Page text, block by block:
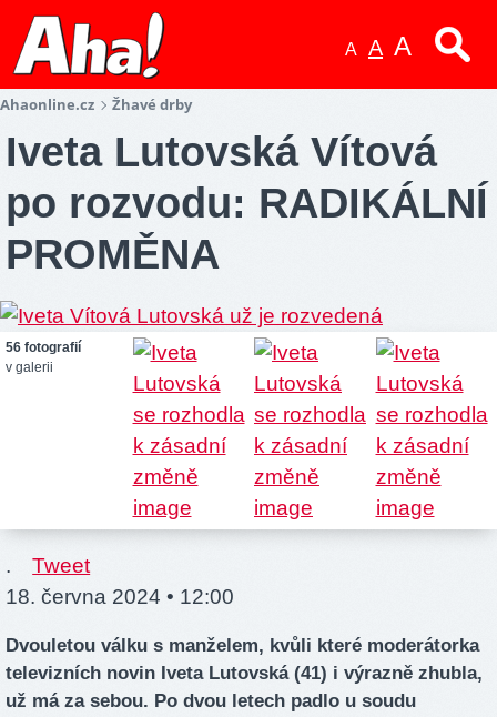
A A A
Ahaonline.cz Žhavé drby
Iveta Lutovská Vítová
po rozvodu: RADIKÁLNÍ
PROMĚNA
56 fotografií
v galerii
.
Tweet
18. června 2024 • 12:00
Dvouletou válku s manželem, kvůli které moderátorka
televizních novin Iveta Lutovská (41) i výrazně zhubla,
už má za sebou. Po dvou letech padlo u soudu